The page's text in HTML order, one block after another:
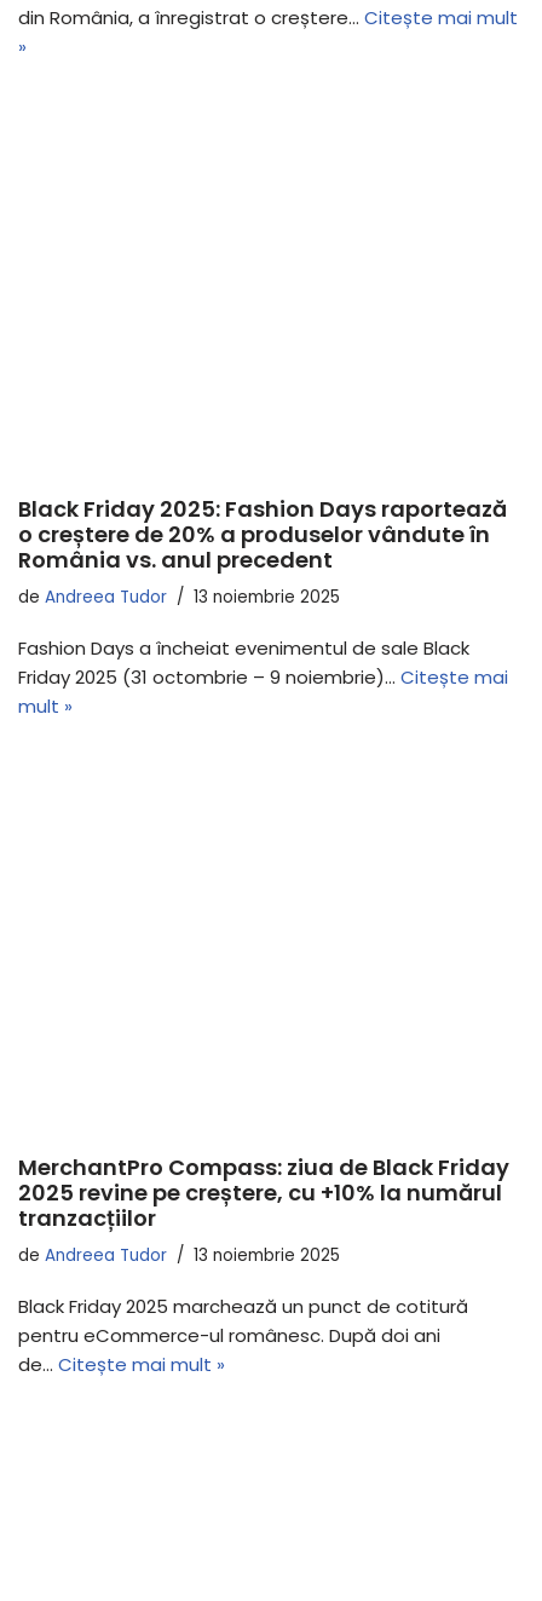
din România, a înregistrat o creștere… Citește mai mult
»
Black Friday 2025: Fashion Days raportează
o creștere de 20% a produselor vândute în
România vs. anul precedent
de Andreea Tudor 13 noiembrie 2025
Fashion Days a încheiat evenimentul de sale Black
Friday 2025 (31 octombrie – 9 noiembrie)… Citește mai
mult »
MerchantPro Compass: ziua de Black Friday
2025 revine pe creștere, cu +10% la numărul
tranzacțiilor
de Andreea Tudor 13 noiembrie 2025
Black Friday 2025 marchează un punct de cotitură
pentru eCommerce-ul românesc. După doi ani
de… Citește mai mult »